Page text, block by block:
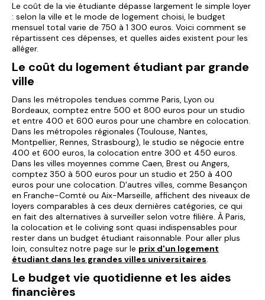
Le coût de la vie étudiante dépasse largement le simple loyer
: selon la ville et le mode de logement choisi, le budget
mensuel total varie de 750 à 1 300 euros. Voici comment se
répartissent ces dépenses, et quelles aides existent pour les
alléger.
Le coût du logement étudiant par grande
ville
Dans les métropoles tendues comme Paris, Lyon ou
Bordeaux, comptez entre 500 et 800 euros pour un studio
et entre 400 et 600 euros pour une chambre en colocation.
Dans les métropoles régionales (Toulouse, Nantes,
Montpellier, Rennes, Strasbourg), le studio se négocie entre
400 et 600 euros, la colocation entre 300 et 450 euros.
Dans les villes moyennes comme Caen, Brest ou Angers,
comptez 350 à 500 euros pour un studio et 250 à 400
euros pour une colocation. D'autres villes, comme Besançon
en Franche-Comté ou Aix-Marseille, affichent des niveaux de
loyers comparables à ces deux dernières catégories, ce qui
en fait des alternatives à surveiller selon votre filière. À Paris,
la colocation et le coliving sont quasi indispensables pour
rester dans un budget étudiant raisonnable. Pour aller plus
loin, consultez notre page sur le prix d'un logement
étudiant dans les grandes villes universitaires.
Le budget vie quotidienne et les aides
financières